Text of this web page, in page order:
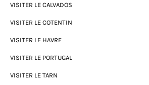
VISITER LE CALVADOS
VISITER LE COTENTIN
VISITER LE HAVRE
VISITER LE PORTUGAL
VISITER LE TARN